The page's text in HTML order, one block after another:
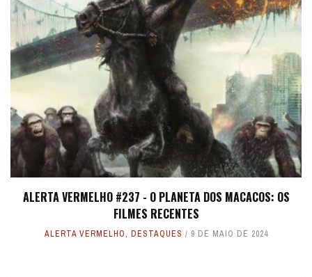
ALERTA VERMELHO #237 - O PLANETA DOS MACACOS: OS
FILMES RECENTES
ALERTA VERMELHO, DESTAQUES 9 DE MAIO DE 2024